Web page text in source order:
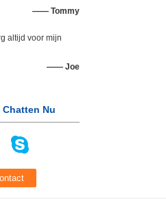
—— Tommy
altijd voor mijn
—— Joe
Nu